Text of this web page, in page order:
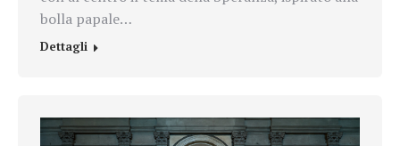
bolla papale…
Dettagli